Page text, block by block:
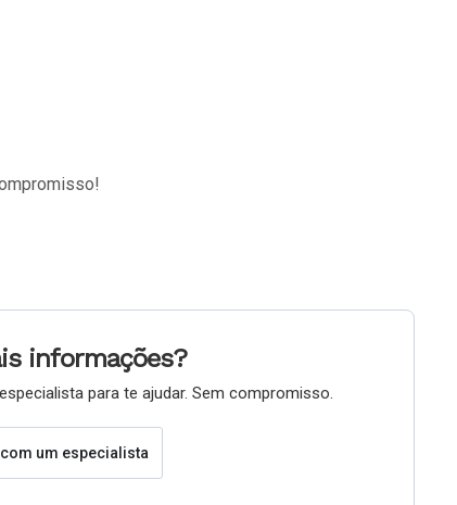
informações?
para te ajudar. Sem compromisso.
um especialista